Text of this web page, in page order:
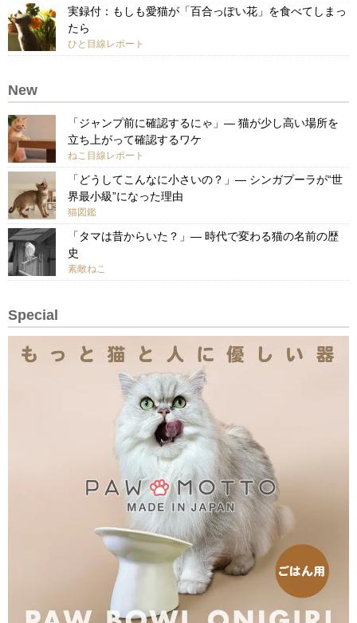
実録付：もしも愛猫が「百合っぽい花」を食べてしまっ
たら
ひと目線レポート
New
「ジャンプ前に確認するにゃ」— 猫が少し高い場所を
立ち上がって確認するワケ
ねこ目線レポート
「どうしてこんなに小さいの？」— シンガプーラが“世
界最小級”になった理由
猫図鑑
「タマは昔からいた？」— 時代で変わる猫の名前の歴
史
素敵ねこ
Special